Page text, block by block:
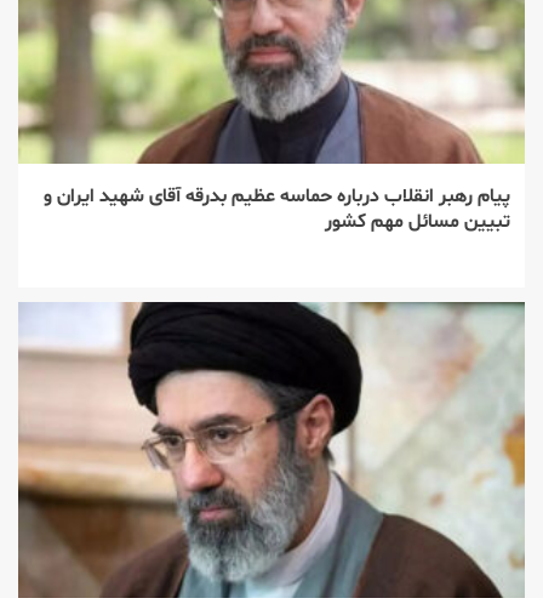
پیام رهبر انقلاب درباره حماسه عظیم بدرقه آقای شهید ایران و
تبیین مسائل مهم کشور